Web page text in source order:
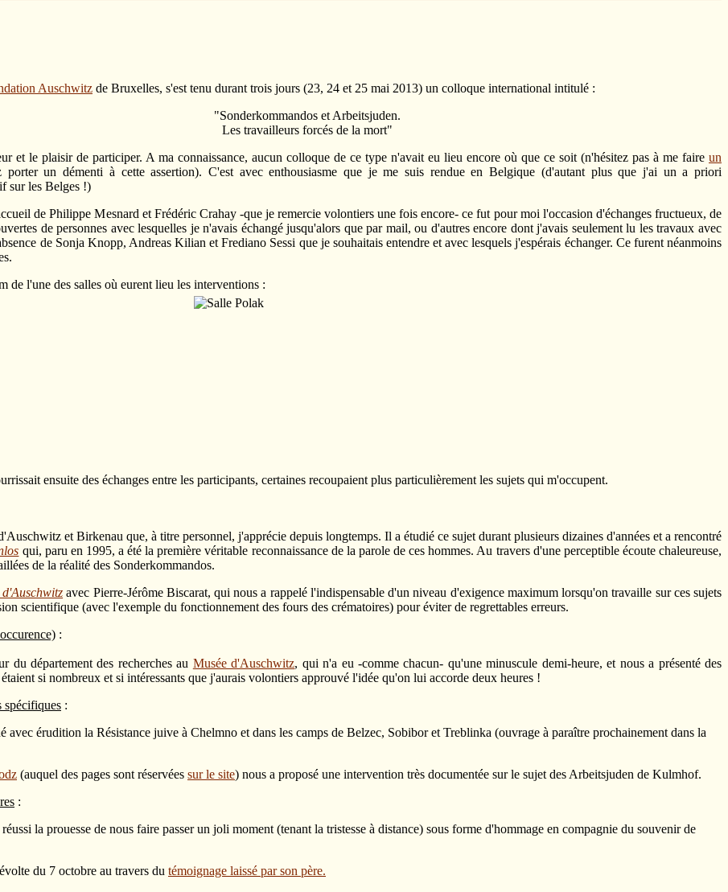
Auschwitz de Bruxelles, s'est tenu durant trois jours (23, 24 et 25 mai 2013) un colloque international intitulé :
"Sonderkommandos et Arbeitsjuden.
Les travailleurs forcés de la mort"
et le plaisir de participer. A ma connaissance, aucun colloque de ce type n'avait eu lieu encore où que ce soit (n'hésitez pas à me faire un
porter un démenti à cette assertion). C'est avec enthousiasme que je me suis rendue en Belgique (d'autant plus que j'ai un a priori
sur les Belges !)
de Philippe Mesnard et Frédéric Crahay -que je remercie volontiers une fois encore- ce fut pour moi l'occasion d'échanges fructueux, de
de personnes avec lesquelles je n'avais échangé jusqu'alors que par mail, ou d'autres encore dont j'avais seulement lu les travaux avec
de Sonja Knopp, Andreas Kilian et Frediano Sessi que je souhaitais entendre et avec lesquels j'espérais échanger. Ce furent néanmoins
de l'une des salles où eurent lieu les interventions :
ensuite des échanges entre les participants, certaines recoupaient plus particulièrement les sujets qui m'occupent.
et Birkenau que, à titre personnel, j'apprécie depuis longtemps. Il a étudié ce sujet durant plusieurs dizaines d'années et a rencontré
qui, paru en 1995, a été la première véritable reconnaissance de la parole de ces hommes. Au travers d'une perceptible écoute chaleureuse,
de la réalité des Sonderkommandos.
avec Pierre-Jérôme Biscarat, qui nous a rappelé l'indispensable d'un niveau d'exigence maximum lorsqu'on travaille sur ces sujets
scientifique (avec l'exemple du fonctionnement des fours des crématoires) pour éviter de regrettables erreurs.
:
département des recherches au Musée d'Auschwitz, qui n'a eu -comme chacun- qu'une minuscule demi-heure, et nous a présenté des
si nombreux et si intéressants que j'aurais volontiers approuvé l'idée qu'on lui accorde deux heures !
spécifiques :
érudition la Résistance juive à Chelmno et dans les camps de Belzec, Sobibor et Treblinka (ouvrage à paraître prochainement dans la
(auquel des pages sont réservées sur le site) nous a proposé une intervention très documentée sur le sujet des Arbeitsjuden de Kulmhof.
:
la prouesse de nous faire passer un joli moment (tenant la tristesse à distance) sous forme d'hommage en compagnie du souvenir de
du 7 octobre au travers du témoignage laissé par son père.